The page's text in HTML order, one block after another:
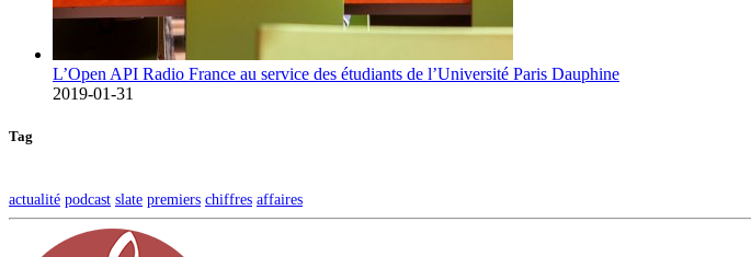
L’Open API Radio France au service des étudiants de l’Université Paris Dauphine
2019-01-31
Tag
actualité podcast slate premiers chiffres affaires